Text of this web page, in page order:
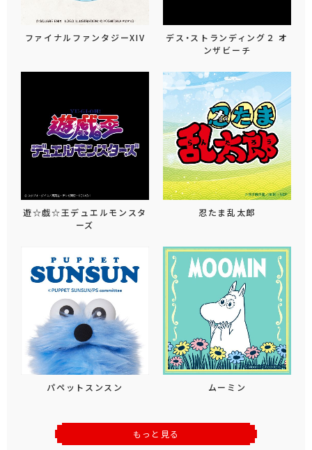
ファイナルファンタジーXIV
デス・ストランディング２ オ
ンザビーチ
遊☆戯☆王デュエルモンスタ
ーズ
忍たま乱太郎
パペットスンスン ムーミン
もっと見る